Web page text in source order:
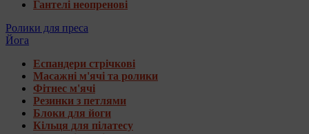
Гантелі неопренові
Ролики для преса
Йога
Еспандери стрічкові
Масажні м'ячі та ролики
Фітнес м'ячі
Резинки з петлями
Блоки для йоги
Кільця для пілатесу